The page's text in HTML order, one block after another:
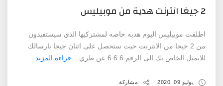
2 ‏جيغا ‏انترنت ‏هدية ‏من ‏موبيليس
اطلقت موبيليس اليوم هديه خاصه لمشتركيها الذي سيستفيدون
من 2 جيجا من الانترنت حيث ستحصل على اثنان جيجا بارسالك
للايميل الخاص بك الى الرقم 6 6 6 عن طري...
قراءة المزيد
يوليو 09, 2020 مشاركة